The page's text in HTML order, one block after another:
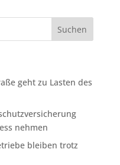
geht zu Lasten des
nehmen
bleiben trotz